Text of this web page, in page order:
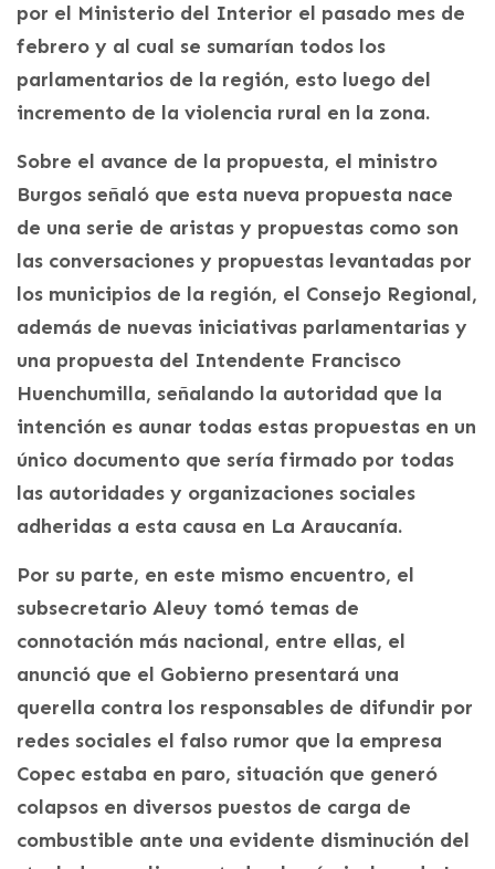
por el Ministerio del Interior el pasado mes de
febrero y al cual se sumarían todos los
parlamentarios de la región, esto luego del
incremento de la violencia rural en la zona.
Sobre el avance de la propuesta, el ministro
Burgos señaló que esta nueva propuesta nace
de una serie de aristas y propuestas como son
las conversaciones y propuestas levantadas por
los municipios de la región, el Consejo Regional,
además de nuevas iniciativas parlamentarias y
una propuesta del Intendente Francisco
Huenchumilla, señalando la autoridad que la
intención es aunar todas estas propuestas en un
único documento que sería firmado por todas
las autoridades y organizaciones sociales
adheridas a esta causa en La Araucanía.
Por su parte, en este mismo encuentro, el
subsecretario Aleuy tomó temas de
connotación más nacional, entre ellas, el
anunció que el Gobierno presentará una
querella contra los responsables de difundir por
redes sociales el falso rumor que la empresa
Copec estaba en paro, situación que generó
colapsos en diversos puestos de carga de
combustible ante una evidente disminución del